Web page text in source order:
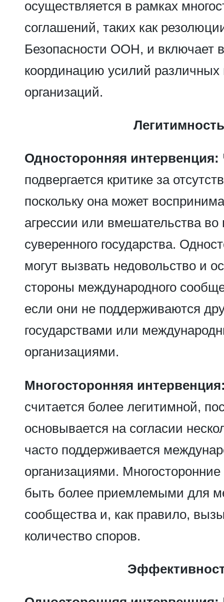
осуществляется в рамках
соглашений, таких как
Безопасности ООН, и включает
координацию усилий различных
организаций.
Легитимность
Односторонняя интервенция:
подвергается критике за
поскольку она может
агрессии или вмешательства во
суверенного государства.
могут вызвать недовольство и
стороны международного
если они не поддерживаются
государствами или
организациями.
Многосторонняя
считается более легитимной,
основывается на согласии
часто поддерживается
организациями.
быть более приемлемыми для
сообщества и, как правило,
количество споров.